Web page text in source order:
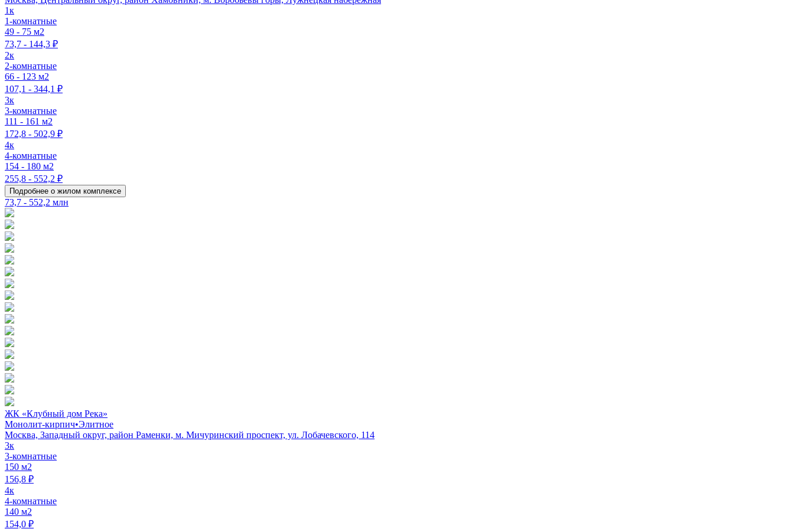
1к
1-комнатные
49 - 75 м2
73,7 - 144,3 ₽
2к
2-комнатные
66 - 123 м2
107,1 - 344,1 ₽
3к
3-комнатные
111 - 161 м2
172,8 - 502,9 ₽
4к
4-комнатные
154 - 180 м2
255,8 - 552,2 ₽
Подробнее о жилом комплексе
73,7 - 552,2 млн
ЖК «Клубный дом Река»
Монолит-кирпич•Элитное
Москва, Западный округ, район Раменки, м. Мичуринский проспект, ул. Лобачевского, 114
3к
3-комнатные
150 м2
156,8 ₽
4к
4-комнатные
140 м2
154,0 ₽